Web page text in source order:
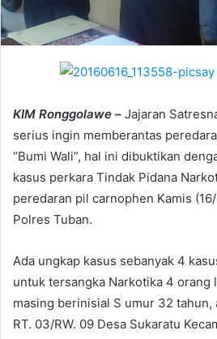
KIM Ronggolawe – Jajaran
serius ingin memberantas
“Bumi Wali”, hal ini dibuktikan
kasus perkara Tindak Pidana
peredaran pil carnophen Kamis
Polres Tuban.
Ada ungkap kasus sebanyak 4
untuk tersangka Narkotika 4 orang
masing berinisial S umur 32 tahun,
RT. 03/RW. 09 Desa Sukaratu